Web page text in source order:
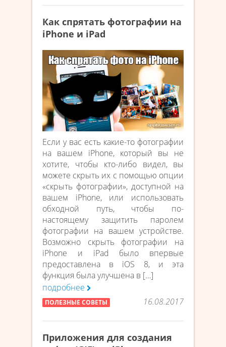
Как спрятать фотографии на
iPhone и iPad
Если у вас есть какие-то фотографии
на вашем iPhone, который вы не
хотите, чтобы кто-либо видел, вы
можете скрыть их с помощью опции
«скрыть фотографии», доступной на
вашем iPhone, или использовать
обходной путь, чтобы по-
настоящему защитить паролем
фотографии на вашем устройстве.
Возможно скрыть фотографии на
iPhone и iPad было впервые
предоставлена в iOS 8, и эта
функция была улучшена в […]
подробнее
ПОЛЕЗНЫЕ СОВЕТЫ 16.08.2017
Приложения для создания